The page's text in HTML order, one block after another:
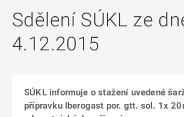
Sdělení SÚKL ze
4.12.2015
SÚKL informuje o stažení uvedené
přípravku Iberogast por. gtt. sol. 1x